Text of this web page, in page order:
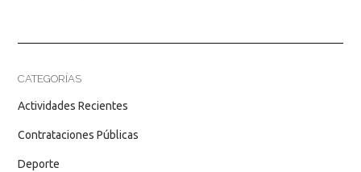
CATEGORÍAS
Actividades Recientes
Contrataciones Públicas
Deporte